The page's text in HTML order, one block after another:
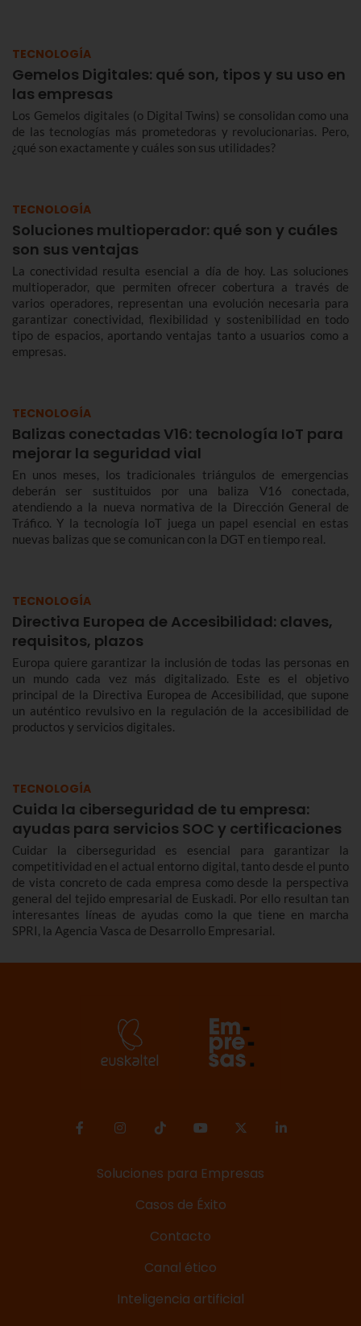
TECNOLOGÍA
Gemelos Digitales: qué son, tipos y su uso en
las empresas
Los Gemelos digitales (o Digital Twins) se consolidan como una
de las tecnologías más prometedoras y revolucionarias. Pero,
¿qué son exactamente y cuáles son sus utilidades?
TECNOLOGÍA
Soluciones multioperador: qué son y cuáles
son sus ventajas
La conectividad resulta esencial a día de hoy. Las soluciones
multioperador, que permiten ofrecer cobertura a través de
varios operadores, representan una evolución necesaria para
garantizar conectividad, flexibilidad y sostenibilidad en todo
tipo de espacios, aportando ventajas tanto a usuarios como a
empresas.
TECNOLOGÍA
Balizas conectadas V16: tecnología IoT para
mejorar la seguridad vial
En unos meses, los tradicionales triángulos de emergencias
deberán ser sustituidos por una baliza V16 conectada,
atendiendo a la nueva normativa de la Dirección General de
Tráfico. Y la tecnología IoT juega un papel esencial en estas
nuevas balizas que se comunican con la DGT en tiempo real.
TECNOLOGÍA
Directiva Europea de Accesibilidad: claves,
requisitos, plazos
Europa quiere garantizar la inclusión de todas las personas en
un mundo cada vez más digitalizado. Este es el objetivo
principal de la Directiva Europea de Accesibilidad, que supone
un auténtico revulsivo en la regulación de la accesibilidad de
productos y servicios digitales.
TECNOLOGÍA
Cuida la ciberseguridad de tu empresa:
ayudas para servicios SOC y certificaciones
Cuidar la ciberseguridad es esencial para garantizar la
competitividad en el actual entorno digital, tanto desde el punto
de vista concreto de cada empresa como desde la perspectiva
general del tejido empresarial de Euskadi. Por ello resultan tan
interesantes líneas de ayudas como la que tiene en marcha
SPRI, la Agencia Vasca de Desarrollo Empresarial.
Soluciones para Empresas
Casos de Éxito
Contacto
Canal ético
Inteligencia artificial